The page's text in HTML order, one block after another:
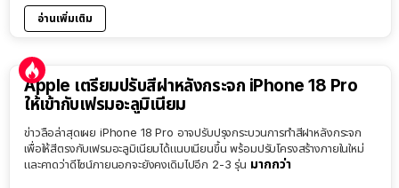
อ่านเพิ่มเติม
Apple เตรียมปรับสีฝาหลังกระจก iPhone 18 Pro
ให้เข้ากับเฟรมอะลูมิเนียม
ข่าวลือล่าสุดเผย iPhone 18 Pro อาจปรับปรุงกระบวนการทำสีฝาหลังกระจก
เพื่อให้สีตรงกับเฟรมอะลูมิเนียมได้แนบเนียนขึ้น พร้อมปรับโครงสร้างภายในใหม่
และคาดว่าดีไซน์ภายนอกจะยังคงเดิมไปอีก 2-3 รุ่น มากกว่า